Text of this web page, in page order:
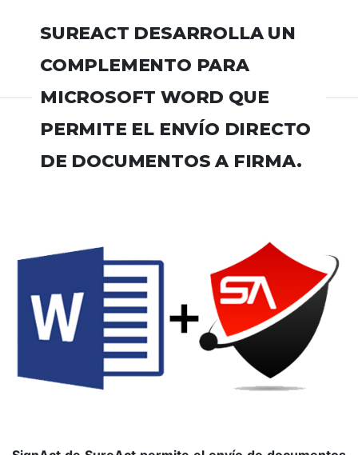
SUREACT DESARROLLA UN
COMPLEMENTO PARA
MICROSOFT WORD QUE
PERMITE EL ENVÍO DIRECTO
DE DOCUMENTOS A FIRMA.